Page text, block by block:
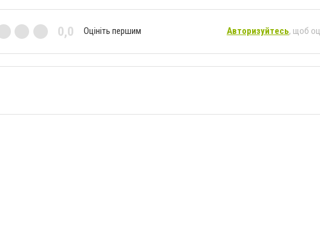
0,0 Оцініть першим Авторизуйтесь, щоб